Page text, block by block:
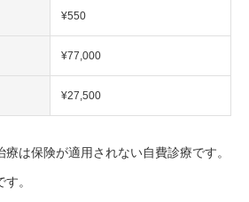
¥550
¥77,000
¥27,500
は保険が適用されない自費診療です。
。